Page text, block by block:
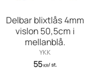
Delbar blixtlås 4mm
vislon 50,5cm i
mellanblå.
YKK
55KR/st.